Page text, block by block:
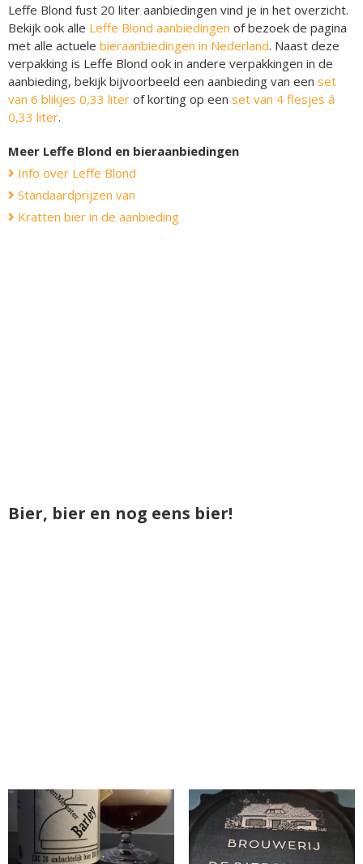
Leffe Blond fust 20 liter aanbiedingen vind je in het overzicht.
Bekijk ook alle Leffe Blond aanbiedingen of bezoek de pagina
met alle actuele bieraanbiedingen in Nederland. Naast deze
verpakking is Leffe Blond ook in andere verpakkingen in de
aanbieding, bekijk bijvoorbeeld een aanbieding van een set
van 6 blikjes 0,33 liter of korting op een set van 4 flesjes á
0,33 liter.
Meer Leffe Blond en bieraanbiedingen
Info over Leffe Blond
Standaardprijzen van
Kratten bier in de aanbieding
Bier, bier en nog eens bier!